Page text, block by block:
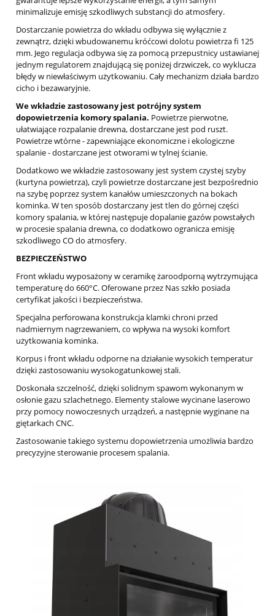
minimalizuje emisję szkodliwych substancji do atmosfery.
Dostarczanie powietrza do wkładu odbywa się wyłącznie z
zewnątrz, dzięki wbudowanemu króćcowi dolotu powietrza fi 125
mm. Jego regulacja odbywa się za pomocą przepustnicy ustawianej
jednym regulatorem znajdującą się poniżej drzwiczek, co wyklucza
błędy w niewłaściwym użytkowaniu. Cały mechanizm działa bardzo
cicho i bezawaryjnie.
We wkładzie zastosowany jest potrójny system
dopowietrzenia komory spalania. Powietrze pierwotne,
ułatwiające rozpalanie drewna, dostarczane jest pod ruszt.
Powietrze wtórne - zapewniające ekonomiczne i ekologiczne
spalanie - dostarczane jest otworami w tylnej ścianie.
Dodatkowo we wkładzie zastosowany jest system czystej szyby
(kurtyna powietrza), czyli powietrze dostarczane jest bezpośrednio
na szybę poprzez system kanałów umieszczonych na bokach
kominka. W ten sposób dostarczany jest tlen do górnej części
komory spalania, w której następuje dopalanie gazów powstałych
w procesie spalania drewna, co dodatkowo ogranicza emisję
szkodliwego CO do atmosfery.
BEZPIECZEŃSTWO
Front wkładu wyposażony w ceramikę żaroodporną wytrzymująca
temperaturę do 660°C. Oferowane przez Nas szkło posiada
certyfikat jakości i bezpieczeństwa.
Specjalna perforowana konstrukcja klamki chroni przed
nadmiernym nagrzewaniem, co wpływa na wysoki komfort
użytkowania kominka.
Korpus i front wkładu odporne na działanie wysokich temperatur
dzięki zastosowaniu wysokogatunkowej stali.
Doskonała szczelność, dzięki solidnym spawom wykonanym w
osłonie gazu szlachetnego. Elementy stalowe wycinane laserowo
przy pomocy nowoczesnych urządzeń, a następnie wyginane na
giętarkach CNC.
Zastosowanie takiego systemu dopowietrzenia umożliwia bardzo
precyzyjne sterowanie procesem spalania.